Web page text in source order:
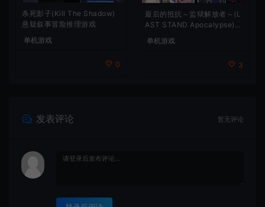
杀死影子(Kill The Shadow)
悬疑叙事冒险推理游戏
单机游戏
0
最后的抵抗～监狱解放者～(L
AST STAND Apocalypse)卡
单机游戏
3
发表评论 暂无评论